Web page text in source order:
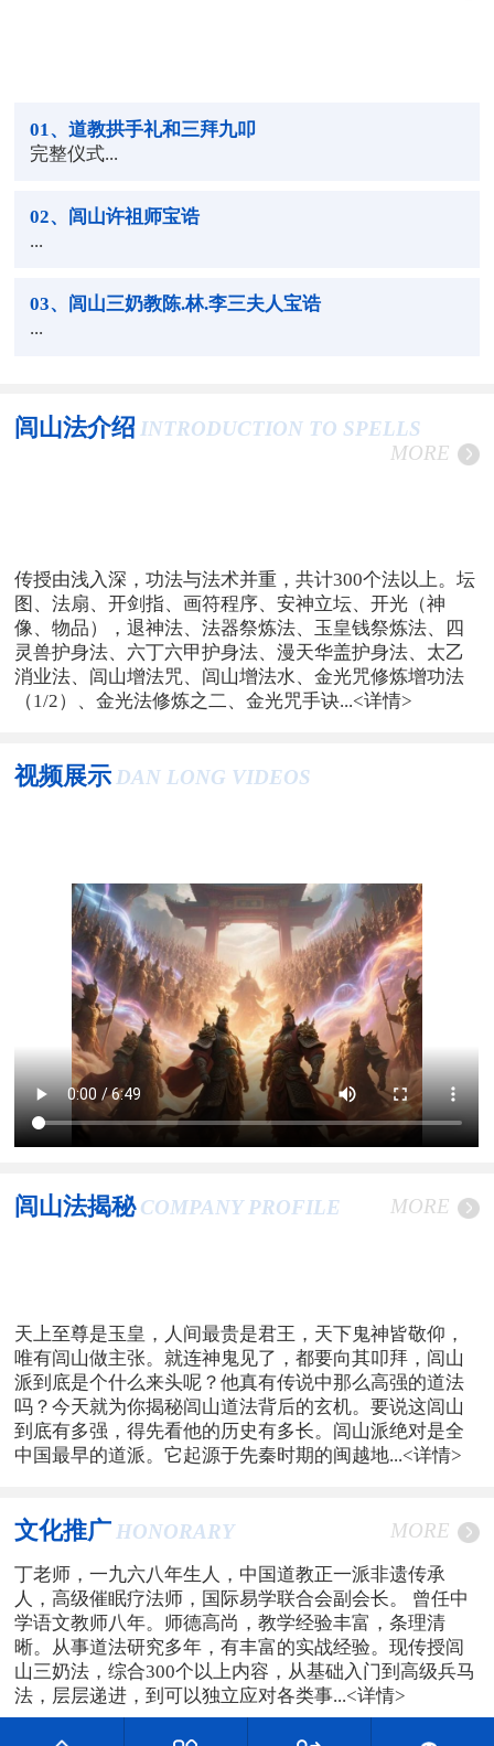
01 、道教拱手礼和三拜九叩
完整仪式...
02、闾山许祖师宝诰
...
03、闾山三奶教陈.林.李三夫人宝诰
...
闾山法介绍 INTRODUCTION TO SPELLS
MORE
传授由浅入深，功法与法术并重，共计300个法以上。坛
图、法扇、开剑指、画符程序、安神立坛、开光（神
像、物品），退神法、法器祭炼法、玉皇钱祭炼法、四
灵兽护身法、六丁六甲护身法、漫天华盖护身法、太乙
消业法、闾山增法咒、闾山增法水、金光咒修炼增功法
（1/2）、金光法修炼之二、金光咒手诀...<详情>
视频展示 DAN LONG VIDEOS
闾山法揭秘 COMPANY PROFILE MORE
天上至尊是玉皇，人间最贵是君王，天下鬼神皆敬仰，
唯有闾山做主张。就连神鬼见了，都要向其叩拜，闾山
派到底是个什么来头呢？他真有传说中那么高强的道法
吗？今天就为你揭秘闾山道法背后的玄机。要说这闾山
到底有多强，得先看他的历史有多长。闾山派绝对是全
中国最早的道派。它起源于先秦时期的闽越地...<详情>
文化推广 HONORARY MORE
丁老师，一九六八年生人，中国道教正一派非遗传承
人，高级催眠疗法师，国际易学联合会副会长。 曾任中
学语文教师八年。师德高尚，教学经验丰富，条理清
晰。从事道法研究多年，有丰富的实战经验。现传授闾
山三奶法，综合300个以上内容，从基础入门到高级兵马
法，层层递进，到可以独立应对各类事...<详情>